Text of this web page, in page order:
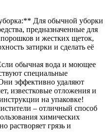
Для обычной уборки
предназначенные для
и жестких щеток,
затирки и сделать её
обычная вода и моющее
специальные
эффективно удаляют
известковые отложения и
на упаковке!
– отличный способ
химических
растворяет грязь и